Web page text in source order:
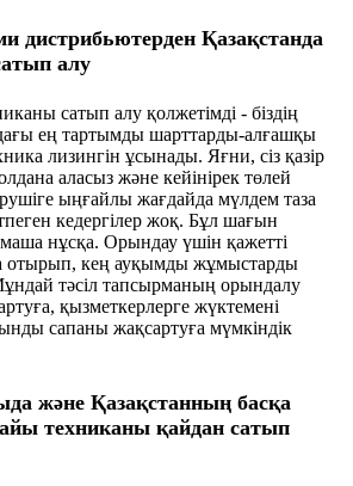
дистрибьютерден Қазақстанда
алу
сатып алу қолжетімді - біздің
ең тартымды шарттарды-алғашқы
лизингін ұсынады. Яғни, сіз қазір
аласыз және кейінірек төлей
ыңғайлы жағдайда мүлдем таза
кедергілер жоқ. Бұл шағын
нұсқа. Орындау үшін қажетті
отырып, кең ауқымды жұмыстарды
тәсіл тапсырманың орындалу
қызметкерлерге жүктемені
сапаны жақсартуға мүмкіндік
және Қазақстанның басқа
техниканы қайдан сатып